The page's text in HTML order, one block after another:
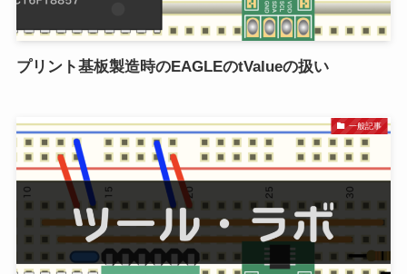
プリント基板製造時のEAGLEのtValueの扱い
一般記事